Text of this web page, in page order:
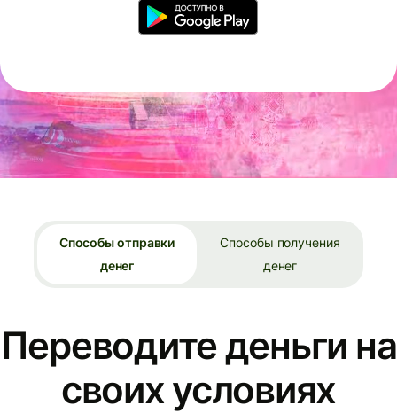
Способы отправки
денег
Способы получения
денег
Переводите деньги на
своих условиях